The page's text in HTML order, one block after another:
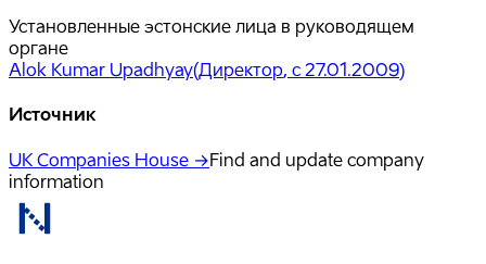
Установленные эстонские лица в руководящем
органе
Alok Kumar Upadhyay(Директор, с 27.01.2009)
Источник
UK Companies House →Find and update company
information